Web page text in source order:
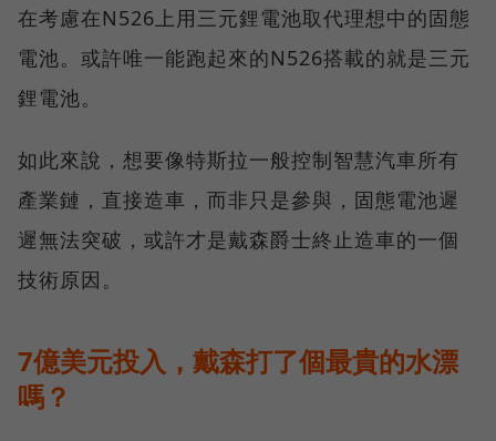
在考慮在N526上用三元鋰電池取代理想中的固態
電池。或許唯一能跑起來的N526搭載的就是三元
鋰電池。
如此來說，想要像特斯拉一般控制智慧汽車所有
產業鏈，直接造車，而非只是參與，固態電池遲
遲無法突破，或許才是戴森爵士終止造車的一個
技術原因。
7億美元投入，戴森打了個最貴的水漂
嗎？